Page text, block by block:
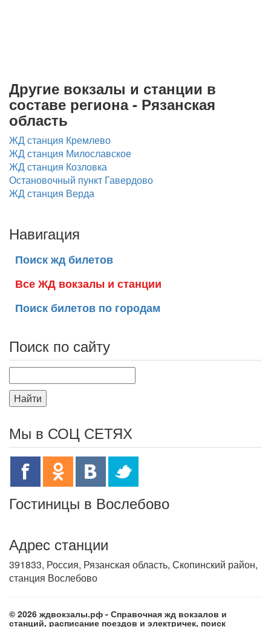
Другие вокзалы и станции в
составе региона - Рязанская
область
ЖД станция Кремлево
ЖД станция Милославское
ЖД станция Козловка
Остановочный пункт Гавердово
ЖД станция Верда
Навигация
Поиск жд билетов
Все ЖД вокзалы и станции
Поиск билетов по городам
Поиск по сайту
Найти
Мы в СОЦ СЕТЯХ
Гостиницы в Вослебово
Адрес станции
391833, Россия, Рязанская область, Скопинский район,
станция Вослебово
© 2026 ждвокзалы.рф - Справочная жд вокзалов и
станций, расписание поездов и электричек, поиск